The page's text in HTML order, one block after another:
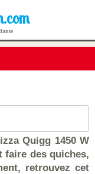
Quigg 1450 W
faire des quiches,
retrouvez cet